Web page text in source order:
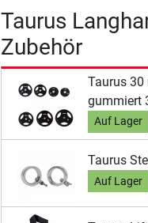
Taurus
Zubehör
Taurus 30
gummiert
Auf Lager
Taurus
Auf Lager